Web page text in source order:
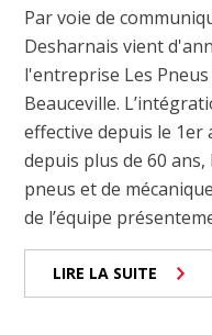
Par voie de
Desharnais vient
l'entreprise Les
Beauceville.
effective depuis le 1er
depuis plus de 60 ans,
pneus et de
de l’équipe
LIRE LA SUITE